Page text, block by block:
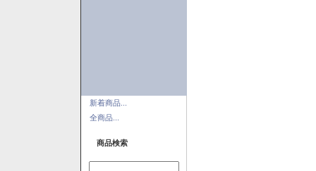
新着商品...
全商品...
商品検索